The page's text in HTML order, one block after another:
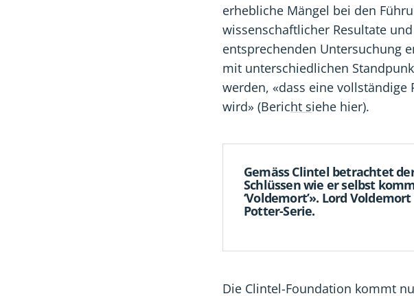
erhebliche Mängel bei den
wissenschaftlicher Resultate
entsprechenden Untersuchung
mit unterschiedlichen
werden, «dass eine
wird» (Bericht siehe hier).
Gemäss Clintel betrachtet
Schlüssen wie er selbst
‘Voldemort’». Lord
Potter-Serie.
Die Clintel-Foundation kommt